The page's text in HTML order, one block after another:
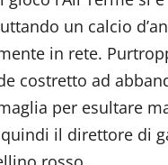
un calcio
in rete.
costretto ad
per esultare
il direttore di